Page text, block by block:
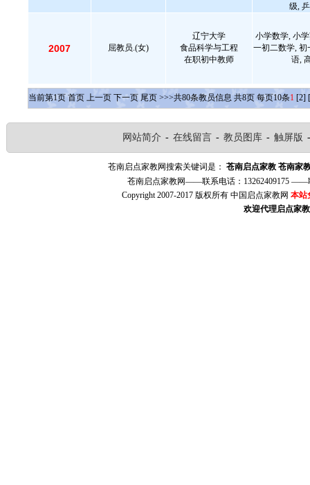
级,
2007 屈教员.(女)
辽宁大学
食品科学与工程
在职初中教师
小学数学, 小
一初二数学, 初
语,
当前第1页 首页 上一页 下一页 尾页 >>>共80条教员信息 共8页 每页10条1 [2]
网站简介 - 在线留言 - 教员图库 - 触屏版
苍南启点家教网搜索关键词是： 苍南启点家教 苍南家
苍南启点家教网——联系电话：13262409175
Copyright 2007-2017 版权所有 中国启点家教网 本站
欢迎代理启点家